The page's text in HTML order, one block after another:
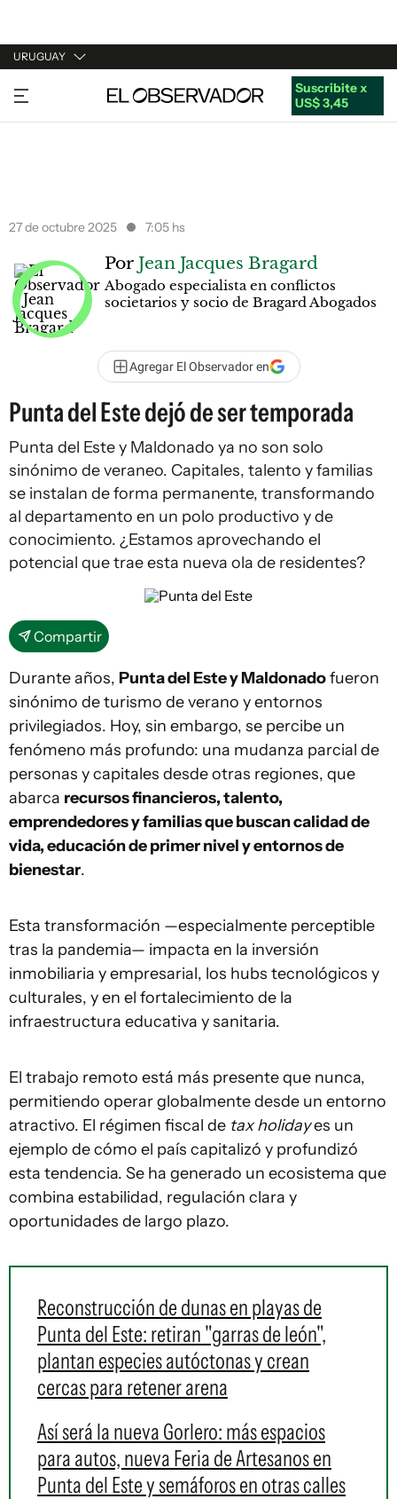
URUGUAY
URUGUAY
ARGENTINA
Suscribite x
US$ 3,45
27 de octubre 2025 7:05 hs
Por Jean Jacques Bragard
Abogado especialista en conflictos
societarios y socio de Bragard Abogados
Agregar El Observador en
Punta del Este dejó de ser temporada
Punta del Este y Maldonado ya no son solo
sinónimo de veraneo. Capitales, talento y familias
se instalan de forma permanente, transformando
al departamento en un polo productivo y de
conocimiento. ¿Estamos aprovechando el
potencial que trae esta nueva ola de residentes?
Compartir
Durante años, Punta del Este y Maldonadofueron
sinónimo de turismo de verano y entornos
privilegiados. Hoy, sin embargo, se percibe un
fenómeno más profundo: una mudanza parcial de
personas y capitales desde otras regiones, que
abarca recursos financieros, talento,
emprendedores y familias que buscan calidad de
vida, educación de primer nivel y entornos de
bienestar.
Esta transformación —especialmente perceptible
tras la pandemia— impacta en la inversión
inmobiliaria y empresarial, los hubs tecnológicos y
culturales, y en el fortalecimiento de la
infraestructura educativa y sanitaria.
El trabajo remoto está más presente que nunca,
permitiendo operar globalmente desde un entorno
atractivo. El régimen fiscal de tax holidayes un
ejemplo de cómo el país capitalizó y profundizó
esta tendencia. Se ha generado un ecosistema que
combina estabilidad, regulación clara y
oportunidades de largo plazo.
Reconstrucción de dunas en playas de
Punta del Este: retiran "garras de león",
plantan especies autóctonas y crean
cercas para retener arena
Así será la nueva Gorlero: más espacios
para autos, nueva Feria de Artesanos en
Punta del Este y semáforos en otras calles